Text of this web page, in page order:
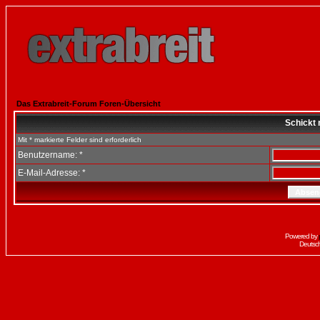
Das Extrabreit-Forum Foren-Übersicht
Schickt
Mit * markierte Felder sind erforderlich
Benutzername: *
E-Mail-Adresse: *
Powered by